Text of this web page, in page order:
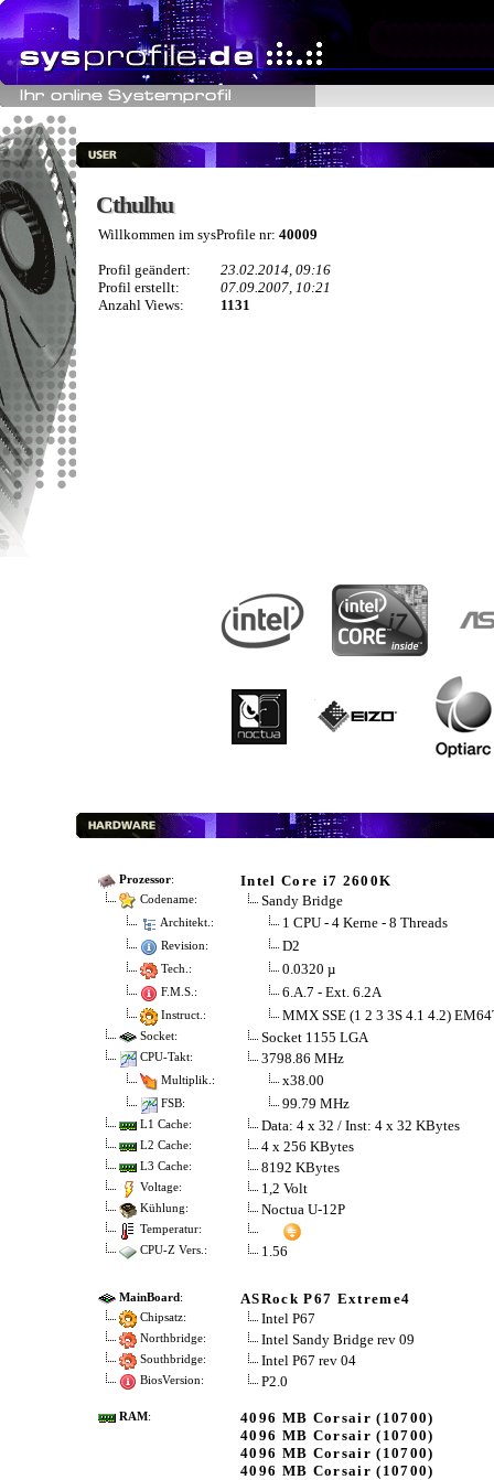
Cthulhu
Cthulhu
Willkommen im sysProfile nr: 40009
Profil geändert:
23.02.2014, 09:16
Profil erstellt:
07.09.2007, 10:21
Anzahl Views:
1131
Prozessor: Intel Core i7 2600K
Codename: Sandy Bridge
Architekt.: 1 CPU - 4 Kerne - 8 Threads
Revision: D2
Tech.: 0.0320 µ
F.M.S.: 6.A.7 - Ext. 6.2A
Instruct.: MMX SSE (1 2 3 3S 4.1 4.2)
Socket: Socket 1155 LGA
CPU-Takt: 3798.86 MHz
Multiplik.: x38.00
FSB: 99.79 MHz
L1 Cache: Data: 4 x 32 / Inst: 4 x 32 KBytes
L2 Cache: 4 x 256 KBytes
L3 Cache: 8192 KBytes
Voltage: 1,2 Volt
Kühlung: Noctua U-12P
Temperatur:
CPU-Z Vers.:
1.56
MainBoard: ASRock P67 Extreme4
Chipsatz: Intel P67
Northbridge: Intel Sandy Bridge rev 09
Southbridge: Intel P67 rev 04
BiosVersion: P2.0
RAM:
4096 MB Corsair (10700)
4096 MB Corsair (10700)
4096 MB Corsair (10700)
4096 MB Corsair (10700)